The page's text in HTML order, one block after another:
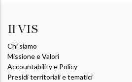
Il VIS
Chi siamo
Missione e Valori
Accountability e Policy
Presidi territoriali e tematici